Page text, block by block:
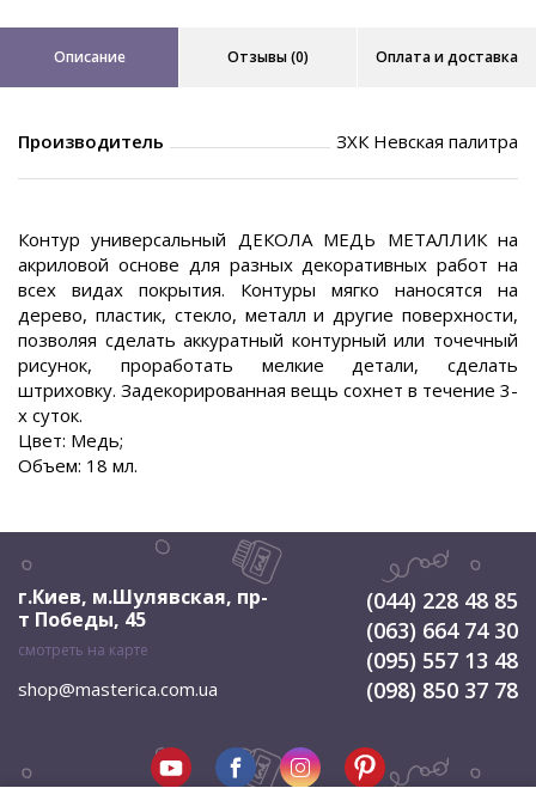
Описание Отзывы (0) Оплата и доставка
Производитель ЗХК Невская палитра
Контур универсальный ДЕКОЛА МЕДЬ МЕТАЛЛИК на
акриловой основе для разных декоративных работ на
всех видах покрытия. Контуры мягко наносятся на
дерево, пластик, стекло, металл и другие поверхности,
позволяя сделать аккуратный контурный или точечный
рисунок, проработать мелкие детали, сделать
штриховку. Задекорированная вещь сохнет в течение 3-
х суток.
Цвет: Медь;
Объем: 18 мл.
г.Киев, м.Шулявская, пр-
т Победы, 45
смотреть на карте
shop@masterica.com.ua
(044) 228 48 85
(063) 664 74 30
(095) 557 13 48
(098) 850 37 78